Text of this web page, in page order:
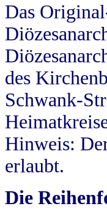
Das
des
Schwank-
Hinweis:
erlaubt.
Die